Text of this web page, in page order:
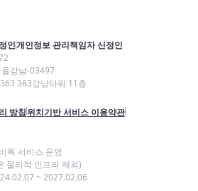
인개인정보 관리책임자 신정인
강남-03497
363강남타워 11층
방침위치기반 서비스 이용약관
톡 서비스 운영
물리적 인프라 제외)
~ 2027.02.06